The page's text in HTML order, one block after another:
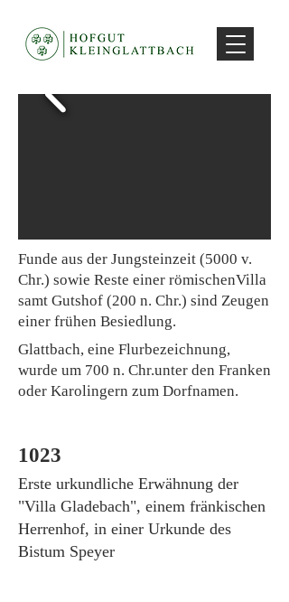
Funde aus der Jungsteinzeit (5000 v.
Chr.) sowie Reste einer römischenVilla
samt Gutshof (200 n. Chr.) sind Zeugen
einer frühen Besiedlung.
Glattbach, eine Flurbezeichnung,
wurde um 700 n. Chr.unter den Franken
oder Karolingern zum Dorfnamen.
1023
Erste urkundliche Erwähnung der
"Villa Gladebach", einem fränkischen
Herrenhof, in einer Urkunde des
Bistum Speyer